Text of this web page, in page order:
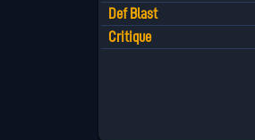
Def Blast
Critique